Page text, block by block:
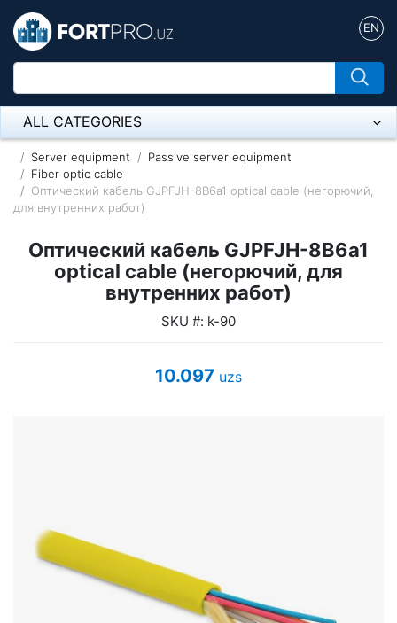
EN
ALL CATEGORIES
Микрофон
Напольные розетки
Пылесос
Headphones
Mouses and keybords
Server equipment
Passive server equipment
Fiber optic cable
Оптический кабель GJPFJH-8B6a1 optical cable (негорючий,
для внутренних работ)
Оптический кабель GJPFJH-8B6a1
optical cable (негорючий, для
внутренних работ)
SKU #: k-90
10.097 uzs